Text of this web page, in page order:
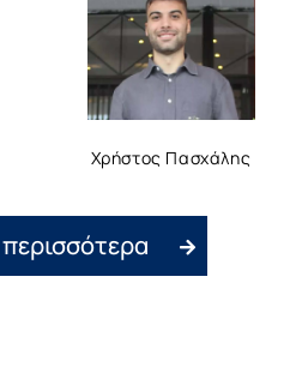
Χρήστος Πασχάλης